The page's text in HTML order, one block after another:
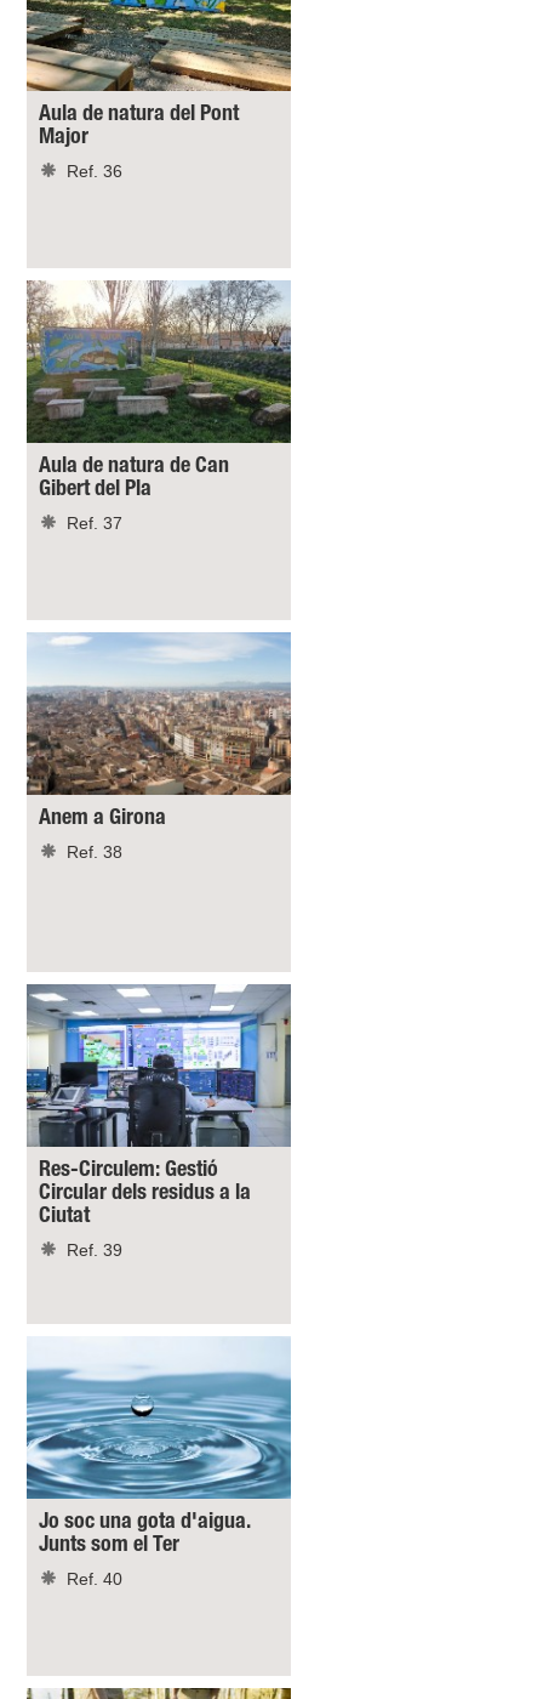
Aula de natura del Pont
Major
Ref. 36
Aula de natura de Can
Gibert del Pla
Ref. 37
Anem a Girona
Ref. 38
Res-Circulem: Gestió
Circular dels residus a la
Ciutat
Ref. 39
Jo soc una gota d'aigua.
Junts som el Ter
Ref. 40